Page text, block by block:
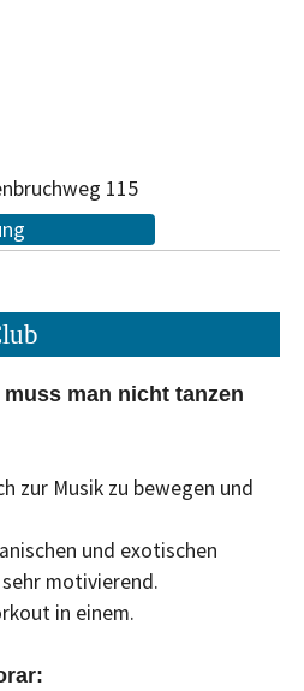
115
man nicht tanzen
zur Musik zu bewegen und
und exotischen
motivierend.
in einem.